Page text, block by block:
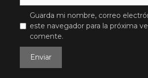
Guarda mi nombre, correo
este navegador para la próxima
comente.